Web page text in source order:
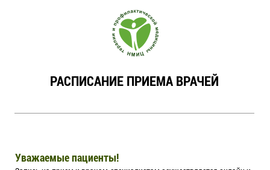
РАСПИСАНИЕ ПРИЕМА ВРАЧЕЙ
Уважаемые пациенты!